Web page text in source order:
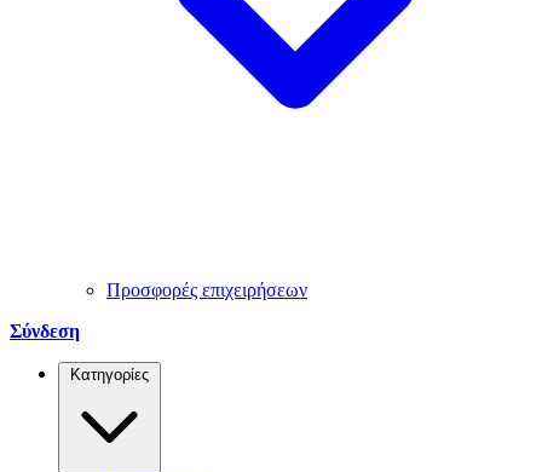
Προσφορές επιχειρήσεων
Σύνδεση
Κατηγορίες